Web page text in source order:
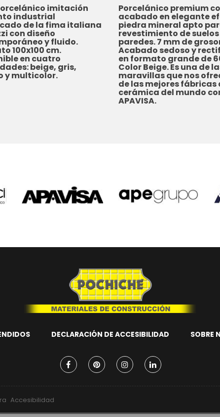
imitación
industrial
de la fima italiana
con diseño
y fluido.
100x100 cm.
en cuatro
beige, gris,
y multicolor.
Porcelánico premium
acabado en elegante
piedra mineral apto
revestimiento de
paredes. 7 mm de
Acabado sedoso y
en formato grande de
Color Beige. Es una de
maravillas que nos
de las mejores fábricas
cerámica del mundo
APAVISA.
DECLARACIÓN DE ACCESIBILIDAD SOBRE
Accesibilidad